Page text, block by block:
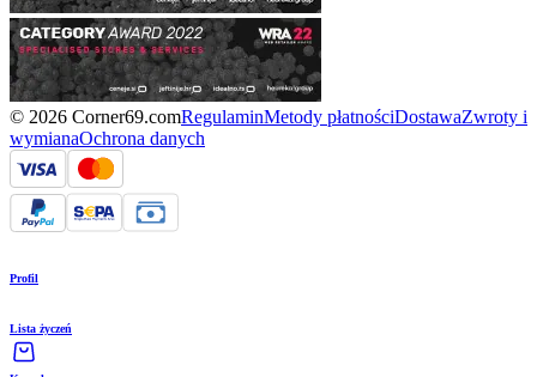
© 2026 Corner69.comRegulaminMetody płatnościDostawaZwroty i
wymianaOchrona danych
Profil
Lista życzeń